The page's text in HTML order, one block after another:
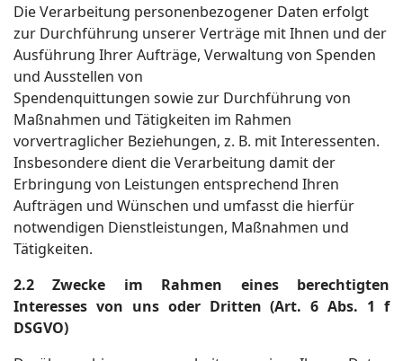
Die Verarbeitung personenbezogener Daten erfolgt
zur Durchführung unserer Verträge mit Ihnen und der
Ausführung Ihrer Aufträge, Verwaltung von Spenden
und Ausstellen von
Spendenquittungen sowie zur Durchführung von
Maßnahmen und Tätigkeiten im Rahmen
vorvertraglicher Beziehungen, z. B. mit Interessenten.
Insbesondere dient die Verarbeitung damit der
Erbringung von Leistungen entsprechend Ihren
Aufträgen und Wünschen und umfasst die hierfür
notwendigen Dienstleistungen, Maßnahmen und
Tätigkeiten.
2.2 Zwecke im Rahmen eines berechtigten
Interesses von uns oder Dritten (Art. 6 Abs. 1 f
DSGVO)